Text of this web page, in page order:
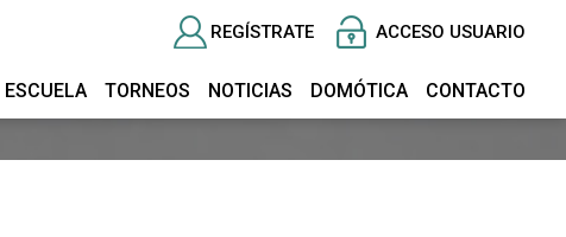
REGÍSTRATE ACCESO USUARIO
ESCUELA TORNEOS NOTICIAS DOMÓTICA CONTACTO